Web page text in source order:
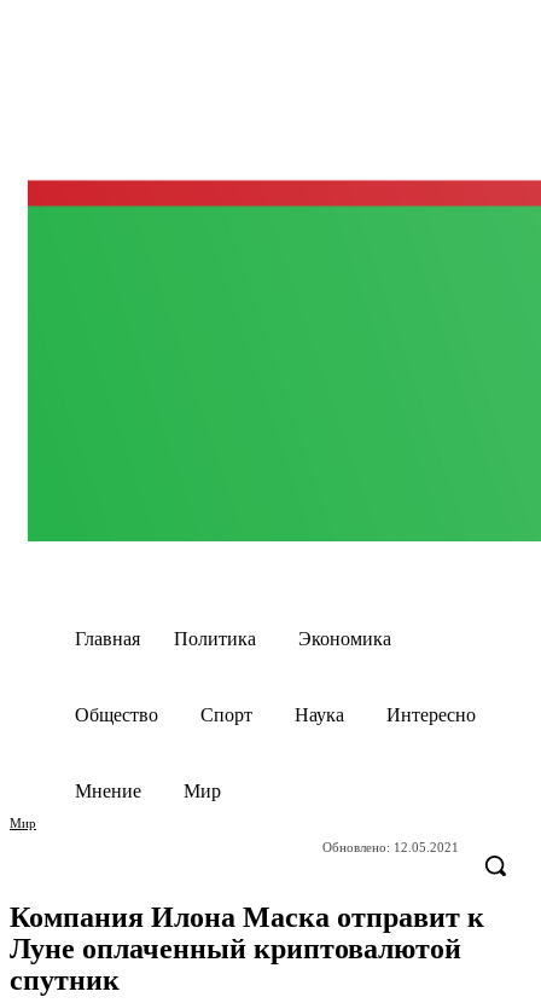
Главная Политика Экономика
Общество Спорт Наука Интересно
Мнение Мир
Мир
Обновлено: 12.05.2021
Компания Илона Маска отправит к
Луне оплаченный криптовалютой
спутник